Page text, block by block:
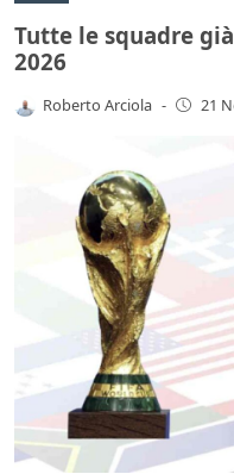
Tutte le squadre
2026
Roberto Arciola - 21